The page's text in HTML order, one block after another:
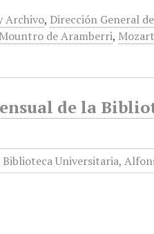
Archivo, Dirección General
Mountro de Aramberri,
de la